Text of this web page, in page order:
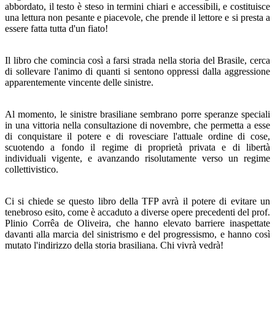
abbordato, il testo è steso in termini chiari e accessibili, e costituisce
una lettura non pesante e piacevo­le, che prende il lettore e si presta a
essere fatta tutta d'un fiato!
Il libro che comincia così a farsi strada nella storia del Brasile, cerca
di sollevare l'animo di quanti si sentono op­pressi dalla aggressione
apparentemente vincente delle sini­stre.
Al momento, le sinistre brasiliane sembrano porre spe­ranze speciali
in una vittoria nella consultazione di novem­bre, che permetta a esse
di conquistare il potere e di rove­sciare l'attuale ordine di cose,
scuotendo a fondo il regime di proprietà privata e di libertà
individuali vigente, e avanzan­do risolutamente verso un regime
collettivistico.
Ci si chiede se questo libro della TFP avrà il potere di evitare un
tenebroso esito, come è accaduto a diverse opere precedenti del prof.
Plinio Corrêa de Oliveira, che hanno elevato barriere inaspettate
davanti alla marcia del sinistri­smo e del progressismo, e hanno così
mutato l'indirizzo del­la storia brasiliana. Chi vivrà vedrà!